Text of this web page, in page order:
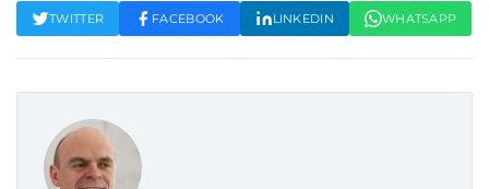
TWITTER FACEBOOK LINKEDIN WHATSAPP